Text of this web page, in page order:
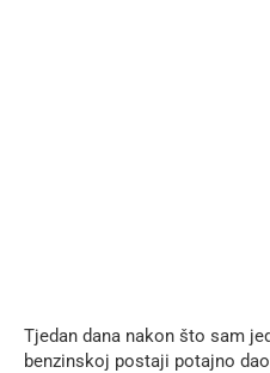
Tjedan dana nakon što sam
benzinskoj postaji potajno